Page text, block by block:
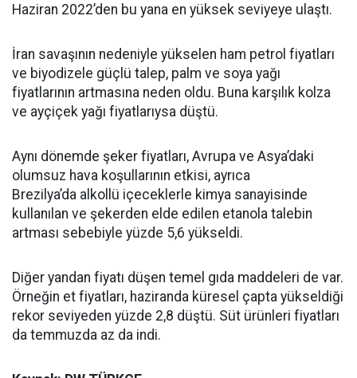
Haziran 2022’den bu yana en yüksek seviyeye ulaştı.
İran savaşının nedeniyle yükselen ham petrol fiyatları
ve biyodizele güçlü talep, palm ve soya yağı
fiyatlarının artmasına neden oldu. Buna karşılık kolza
ve ayçiçek yağı fiyatlarıysa düştü.
Aynı dönemde şeker fiyatları, Avrupa ve Asya’daki
olumsuz hava koşullarının etkisi, ayrıca
Brezilya’da alkollü içeceklerle kimya sanayisinde
kullanılan ve şekerden elde edilen etanola talebin
artması sebebiyle yüzde 5,6 yükseldi.
Diğer yandan fiyatı düşen temel gıda maddeleri de var.
Örneğin et fiyatları, haziranda küresel çapta yükseldiği
rekor seviyeden yüzde 2,8 düştü. Süt ürünleri fiyatları
da temmuzda az da indi.